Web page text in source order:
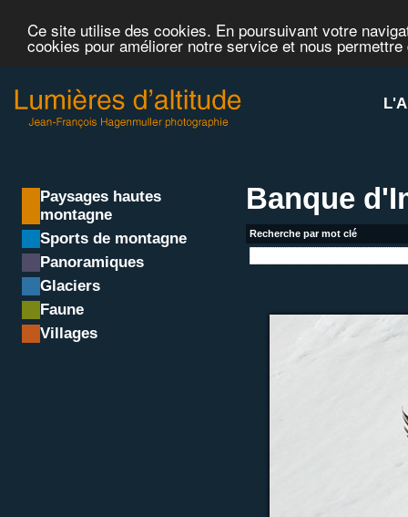
Ce site utilise des cookies. En poursuivant votre
cookies pour améliorer notre service et nous
Paysages hautes
montagne
Sports de montagne
Panoramiques
Glaciers
Faune
Villages
Banque
Recherche par mot clé